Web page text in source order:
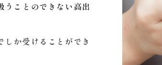
うことのできない高出
か受けることができ